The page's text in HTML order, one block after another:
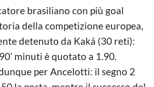
brasiliano con più goal
della competizione europea,
detenuto da Kaká (30 reti):
minuti è quotato a 1.90.
per Ancelotti: il segno 2